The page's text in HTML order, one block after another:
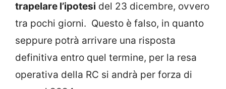
trapelare l’ipotesi del 23 dicembre, ovvero
tra pochi giorni. Questo è falso, in quanto
seppure potrà arrivare una risposta
definitiva entro quel termine, per la resa
operativa della RC si andrà per forza di